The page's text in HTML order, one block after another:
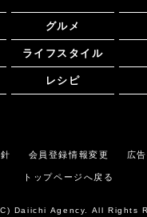
グルメ
ライフスタイル
レシピ
会員登録情報変更 広
トップページへ戻る
Daiichi Agency. All Rights